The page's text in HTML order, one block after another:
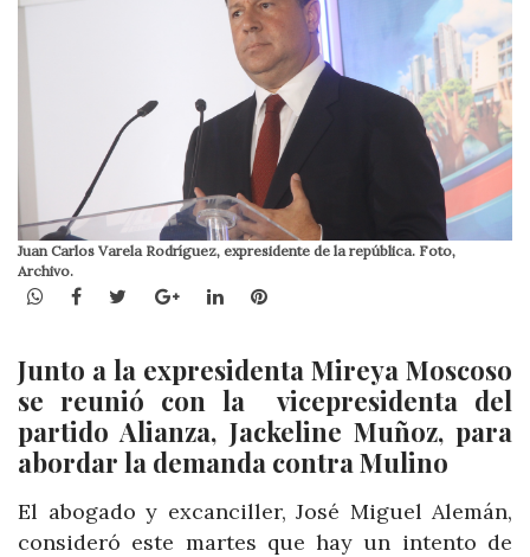
Juan Carlos Varela Rodríguez, expresidente de la república. Foto,
Archivo.
WhatsApp
Facebook
TwitterGoogle+LinkedInPinterest
Junto a la expresidenta Mireya Moscoso
se reunió con la vicepresidenta del
partido Alianza, Jackeline Muñoz, para
abordar la demanda contra Mulino
El abogado y excanciller, José Miguel Alemán,
consideró este martes que hay un intento de